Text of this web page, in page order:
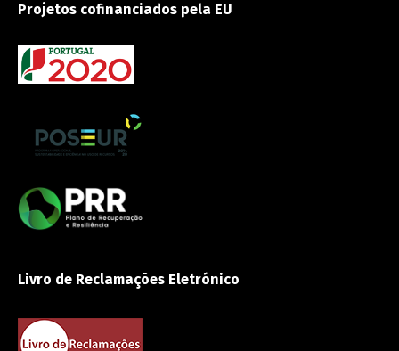
Projetos cofinanciados pela EU
Livro de Reclamações Eletrónico